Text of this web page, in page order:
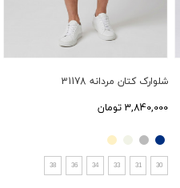
شلوارک کتان مردانه 31178
3,840,000 تومان
30
31
33
34
36
38